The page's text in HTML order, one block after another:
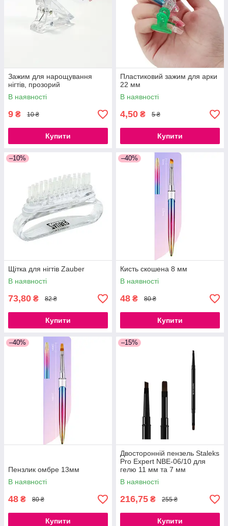
Зажим для нарощування
нігтів, прозорий
В наявності
9 ₴ 10 ₴
Купити
Пластиковий зажим для арки
22 мм
В наявності
4,50 ₴ 5 ₴
Купити
–10%
Щітка для нігтів Zauber
В наявності
73,80 ₴ 82 ₴
Купити
–40%
Кисть скошена 8 мм
В наявності
48 ₴ 80 ₴
Купити
–40%
Пензлик омбре 13мм
В наявності
48 ₴ 80 ₴
Купити
–15%
Двосторонній пензель Staleks
Pro Expert NBE-06/10 для
гелю 11 мм та 7 мм
В наявності
216,75 ₴ 255 ₴
Купити